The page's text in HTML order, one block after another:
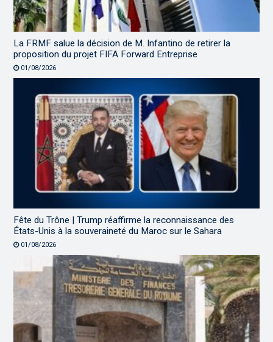
La FRMF salue la décision de M. Infantino de retirer la
proposition du projet FIFA Forward Entreprise
01/08/2026
Fête du Trône | Trump réaffirme la reconnaissance des
États-Unis à la souveraineté du Maroc sur le Sahara
01/08/2026